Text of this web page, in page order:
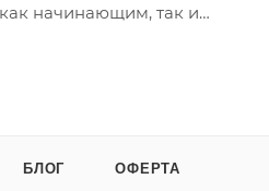
начинающим, так и
ножек. В комплекте
БЛОГ ОФЕРТА